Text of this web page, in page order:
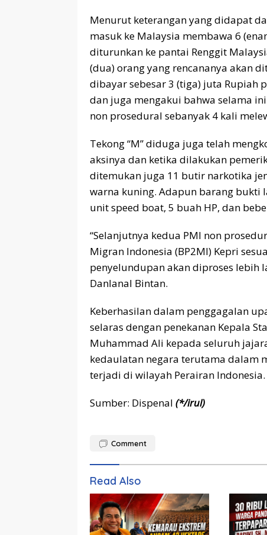
Menurut keterangan yang didapat
masuk ke Malaysia membawa 6
diturunkan ke pantai Renggit
(dua) orang yang rencananya akan
dibayar sebesar 3 (tiga) juta Rupiah
dan juga mengakui bahwa selama
non prosedural sebanyak 4 kali
Tekong “M” diduga juga telah
aksinya dan ketika dilakukan
ditemukan juga 11 butir narkotika
warna kuning. Adapun barang bukti
unit speed boat, 5 buah HP, dan
“Selanjutnya kedua PMI non
Migran Indonesia (BP2MI) Kepri
penyelundupan akan diproses lebih
Danlanal Bintan.
Keberhasilan dalam penggagalan
selaras dengan penekanan Kepala
Muhammad Ali kepada seluruh
kedaulatan negara terutama dalam
terjadi di wilayah Perairan Indonesia.
Sumber: Dispenal (*/irul)
Comment
Read Also